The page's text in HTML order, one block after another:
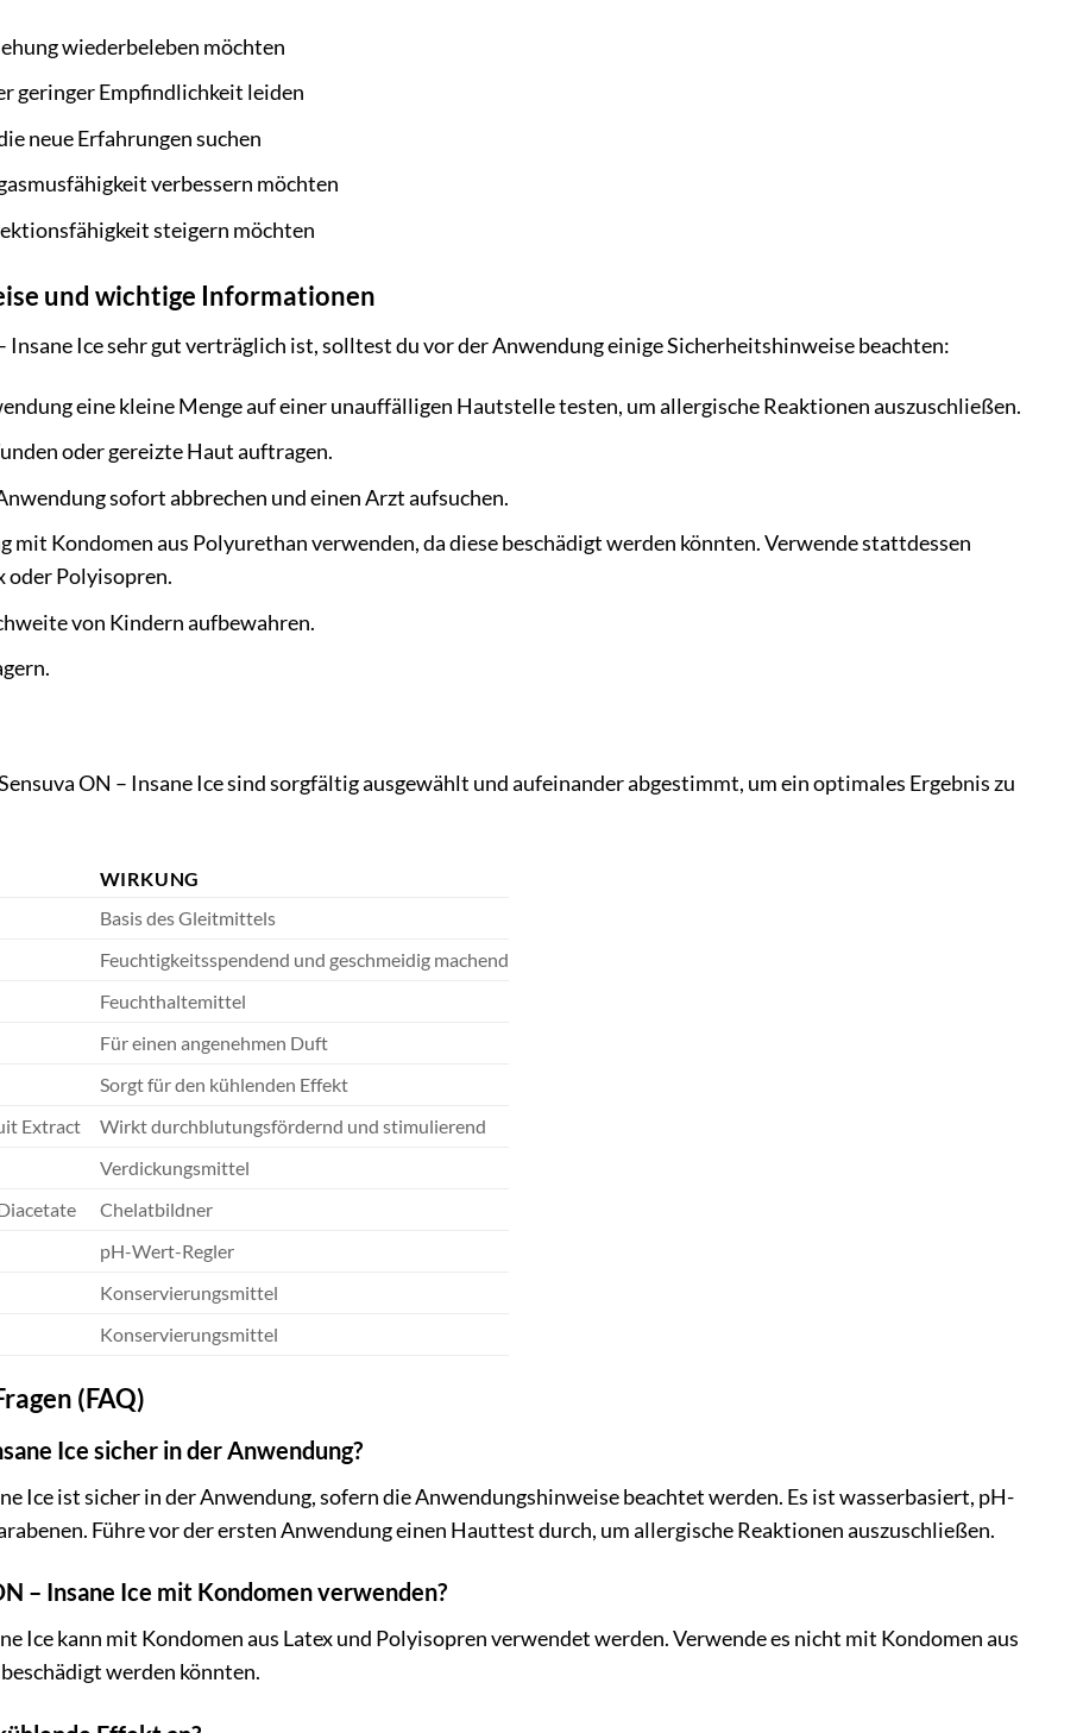
wiederbeleben möchten
geringer Empfindlichkeit leiden
neue Erfahrungen suchen
verbessern möchten
steigern möchten
und wichtige Informationen
Insane Ice sehr gut verträglich ist, solltest du vor der Anwendung einige Sicherheitshinweise beachten:
eine kleine Menge auf einer unauffälligen Hautstelle testen, um allergische Reaktionen auszuschließen.
oder gereizte Haut auftragen.
sofort abbrechen und einen Arzt aufsuchen.
mit Kondomen aus Polyurethan verwenden, da diese beschädigt werden könnten. Verwende stattdessen
oder Polyisopren.
von Kindern aufbewahren.
ON – Insane Ice sind sorgfältig ausgewählt und aufeinander abgestimmt, um ein optimales Ergebnis zu
WIRKUNG
Basis des Gleitmittels
Feuchtigkeitsspendend und geschmeidig machend
Feuchthaltemittel
Für einen angenehmen Duft
Sorgt für den kühlenden Effekt
Extract
Wirkt durchblutungsfördernd und stimulierend
Verdickungsmittel
Chelatbildner
pH-Wert-Regler
Konservierungsmittel
Konservierungsmittel
(FAQ)
Ice sicher in der Anwendung?
Ice ist sicher in der Anwendung, sofern die Anwendungshinweise beachtet werden. Es ist wasserbasiert, pH-
Führe vor der ersten Anwendung einen Hauttest durch, um allergische Reaktionen auszuschließen.
– Insane Ice mit Kondomen verwenden?
Ice kann mit Kondomen aus Latex und Polyisopren verwendet werden. Verwende es nicht mit Kondomen aus
werden könnten.